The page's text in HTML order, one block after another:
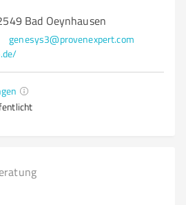
Bad Oeynhausen
genesys3@provenexpert.com